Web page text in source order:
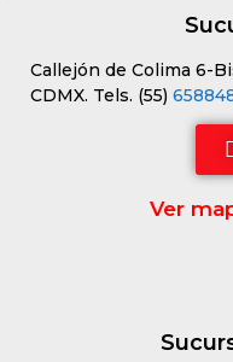
Callejón de Colima 6-
CDMX. Tels. (55)
Ver